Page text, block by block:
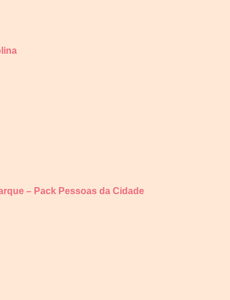
– Pack Pessoas da Cidade